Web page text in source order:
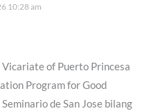
10:28 am
of Puerto Princesa
Program for Good
de San Jose bilang